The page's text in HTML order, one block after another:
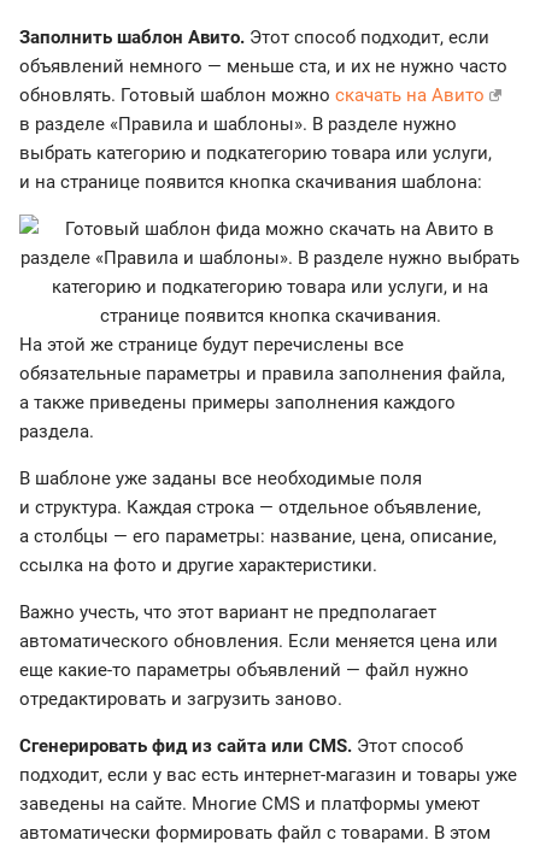
Заполнить шаблон Авито. Этот способ подходит, если
объявлений немного — меньше ста, и их не нужно часто
обновлять. Готовый шаблон можно скачать на Авито
в разделе «Правила и шаблоны». В разделе нужно
выбрать категорию и подкатегорию товара или услуги,
и на странице появится кнопка скачивания шаблона:
На этой же странице будут перечислены все
обязательные параметры и правила заполнения файла,
а также приведены примеры заполнения каждого
раздела.
В шаблоне уже заданы все необходимые поля
и структура. Каждая строка — отдельное объявление,
а столбцы — его параметры: название, цена, описание,
ссылка на фото и другие характеристики.
Важно учесть, что этот вариант не предполагает
автоматического обновления. Если меняется цена или
еще какие-то параметры объявлений — файл нужно
отредактировать и загрузить заново.
Сгенерировать фид из сайта или CMS. Этот способ
подходит, если у вас есть интернет-магазин и товары уже
заведены на сайте. Многие CMS и платформы умеют
автоматически формировать файл с товарами. В этом